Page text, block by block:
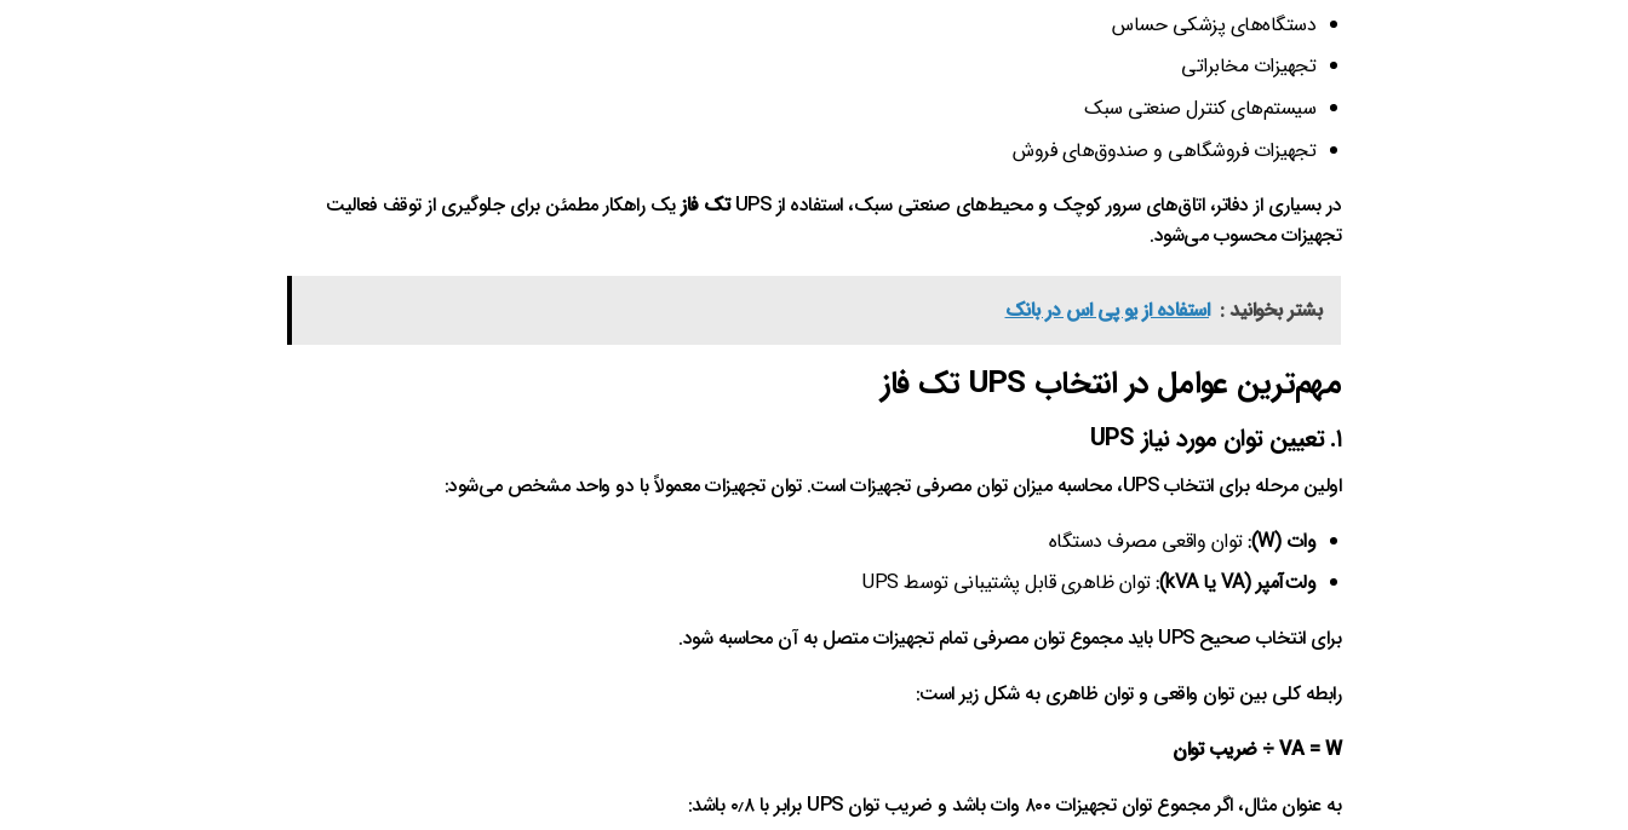
دستگاه‌های پزشکی حساس
تجهیزات مخابراتی
سیستم‌های کنترل صنعتی سبک
تجهیزات فروشگاهی و صندوق‌های فروش
در بسیاری از دفاتر، اتاق‌های سرور کوچک و محیط‌های صنعتی سبک، استفاده از UPS
تک‌ فازیک راهکار مطمئن برای جلوگیری از توقف فعالیت
تجهیزات محسوب می‌شود.
بشتر بخوانید : استفاده از یو پی اس در بانک
مهم‌ترین عوامل در انتخاب UPS تک‌ فاز
۱. تعیین توان مورد نیاز UPS
اولین مرحله برای انتخاب UPS، محاسبه میزان توان مصرفی تجهیزات است. توان تجهیزات معمولاً با دو واحد مشخص می‌شود:
وات (W):
توان واقعی مصرف دستگاه
ولت‌آمپر (VA یا kVA):
توان ظاهری قابل پشتیبانی توسط UPS
برای انتخاب صحیح UPS باید مجموع توان مصرفی تمام تجهیزات متصل به آن محاسبه شود.
رابطه کلی بین توان واقعی و توان ظاهری به شکل زیر است:
VA = W ÷ ضریب توان
به عنوان مثال، اگر مجموع توان تجهیزات ۸۰۰ وات باشد و ضریب توان UPS برابر با ۰٫۸ باشد: